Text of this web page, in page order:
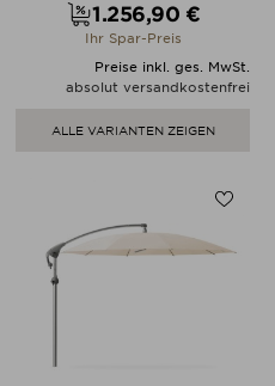
Preis
1.256,90 €
Ihr Spar-Preis
Preise inkl. ges. MwSt.
absolut versandkostenfrei
ALLE VARIANTEN ZEIGEN